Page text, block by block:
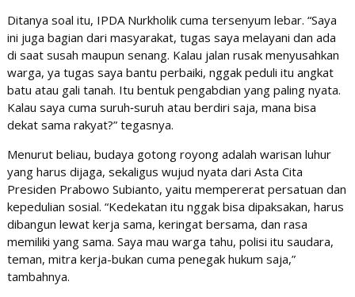
Ditanya soal itu, IPDA Nurkholik cuma tersenyum lebar. “Saya
ini juga bagian dari masyarakat, tugas saya melayani dan ada
di saat susah maupun senang. Kalau jalan rusak menyusahkan
warga, ya tugas saya bantu perbaiki, nggak peduli itu angkat
batu atau gali tanah. Itu bentuk pengabdian yang paling nyata.
Kalau saya cuma suruh‑suruh atau berdiri saja, mana bisa
dekat sama rakyat?” tegasnya.
Menurut beliau, budaya gotong royong adalah warisan luhur
yang harus dijaga, sekaligus wujud nyata dari Asta Cita
Presiden Prabowo Subianto, yaitu mempererat persatuan dan
kepedulian sosial. “Kedekatan itu nggak bisa dipaksakan, harus
dibangun lewat kerja sama, keringat bersama, dan rasa
memiliki yang sama. Saya mau warga tahu, polisi itu saudara,
teman, mitra kerja-bukan cuma penegak hukum saja,”
tambahnya.